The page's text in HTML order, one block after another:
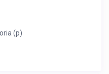
ni ESTAFAS.
(p)